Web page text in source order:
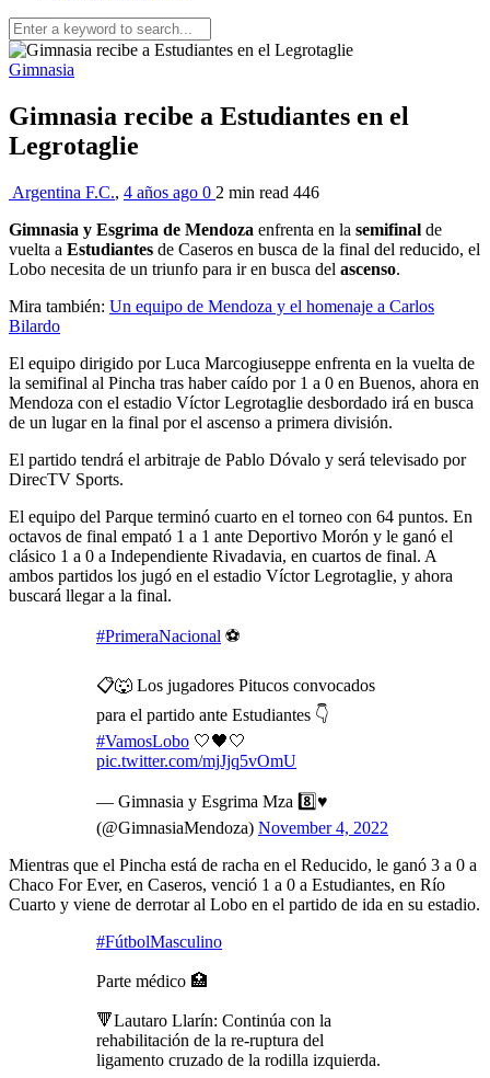
Gimnasia
Gimnasia recibe a Estudiantes en el
Legrotaglie
Argentina F.C., 4 años ago 0 2 min read 446
Gimnasia y Esgrima de Mendoza enfrenta en la semifinal de
vuelta a Estudiantes de Caseros en busca de la final del reducido, el
Lobo necesita de un triunfo para ir en busca del ascenso.
Mira también: Un equipo de Mendoza y el homenaje a Carlos
Bilardo
El equipo dirigido por Luca Marcogiuseppe enfrenta en la vuelta de
la semifinal al Pincha tras haber caído por 1 a 0 en Buenos, ahora en
Mendoza con el estadio Víctor Legrotaglie desbordado irá en busca
de un lugar en la final por el ascenso a primera división.
El partido tendrá el arbitraje de Pablo Dóvalo y será televisado por
DirecTV Sports.
El equipo del Parque terminó cuarto en el torneo con 64 puntos. En
octavos de final empató 1 a 1 ante Deportivo Morón y le ganó el
clásico 1 a 0 a Independiente Rivadavia, en cuartos de final. A
ambos partidos los jugó en el estadio Víctor Legrotaglie, y ahora
buscará llegar a la final.
#PrimeraNacional ⚽
📋🐺 Los jugadores Pitucos convocados
para el partido ante Estudiantes 👇
#VamosLobo 🤍🖤🤍
pic.twitter.com/mjJjq5vOmU
— Gimnasia y Esgrima Mza 8️⃣♥️
(@GimnasiaMendoza) November 4, 2022
Mientras que el Pincha está de racha en el Reducido, le ganó 3 a 0 a
Chaco For Ever, en Caseros, venció 1 a 0 a Estudiantes, en Río
Cuarto y viene de derrotar al Lobo en el partido de ida en su estadio.
#FútbolMasculino
Parte médico 🏥
🔻Lautaro Llarín: Continúa con la
rehabilitación de la re-ruptura del
ligamento cruzado de la rodilla izquierda.